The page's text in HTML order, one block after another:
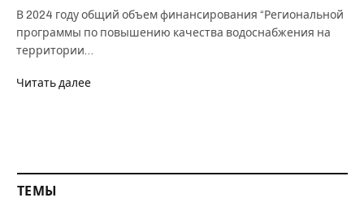
В 2024 году общий объем финансирования “Региональной
программы по повышению качества водоснабжения на
территории…
Читать далее
ТЕМЫ